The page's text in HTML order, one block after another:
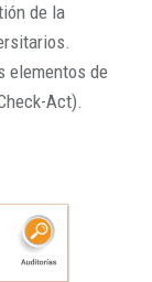
de la
elementos de
Act).